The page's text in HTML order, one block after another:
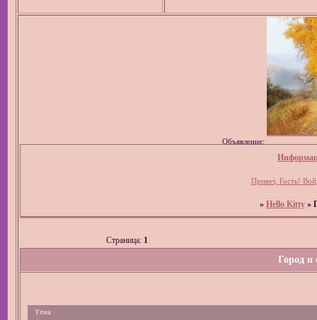
Объявление:
Привет, Гость!
» Hello Kitty »
Город и
Страница: 1
Тема